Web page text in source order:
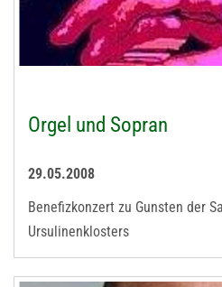
Orgel und Sopran
29.05.2008
Benefizkonzert zu Gunsten der
Ursulinenklosters